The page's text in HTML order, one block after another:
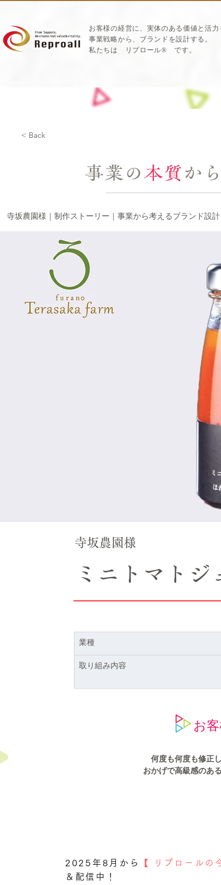
お客様の経営に、実体のある価値と活
​事業戦略から、ブランドを設計する。
私たちは
リプロール® です。
寺坂農園様
ミニトマト
業種
取り組み内容
お
何度も何度も修正
おかげで高級感のあ
2025年8月から
【 リプロールの
＆配信中！
< Back
事業の 本質 か
寺坂農園様｜制作ストーリー｜事業から考えるブランド設